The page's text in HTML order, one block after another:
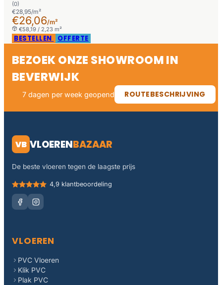
(0)
€28,95/m²
€26,06/m²
€58,19 / 2,23 m²
BESTELLEN OFFERTE
BEZOEK ONZE SHOWROOM IN
BEVERWIJK
7 dagen per week geopend ROUTEBESCHRIJVING
VB VLOERENBAZAAR
De beste vloeren tegen de laagste prijs
4,9 klantbeoordeling
VLOEREN
PVC Vloeren
Klik PVC
Plak PVC